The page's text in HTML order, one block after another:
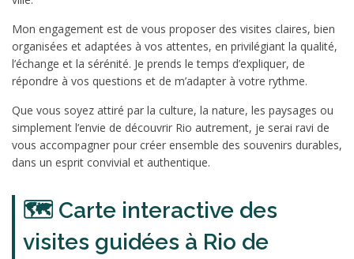
Mon engagement est de vous proposer des visites claires, bien
organisées et adaptées à vos attentes, en privilégiant la qualité,
l’échange et la sérénité. Je prends le temps d’expliquer, de
répondre à vos questions et de m’adapter à votre rythme.
Que vous soyez attiré par la culture, la nature, les paysages ou
simplement l’envie de découvrir Rio autrement, je serai ravi de
vous accompagner pour créer ensemble des souvenirs durables,
dans un esprit convivial et authentique.
🗺️ Carte interactive des
visites guidées à Rio de